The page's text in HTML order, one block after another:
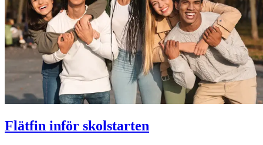
Flätfin inför skolstarten